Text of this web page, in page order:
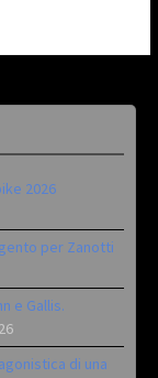
2026
per Zanotti
e Gallis.
di una